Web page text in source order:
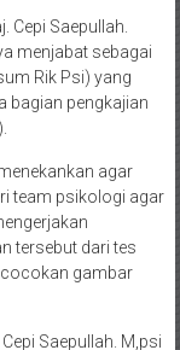
Cepi Saepullah.
menjabat sebagai
Rik Psi) yang
bagian pengkajian
agar
team psikologi agar
tersebut dari tes
gambar
Saepullah. M,psi